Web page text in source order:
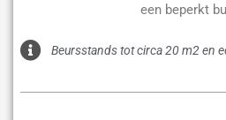
een beperkt
Beursstands tot circa 20 m2 en